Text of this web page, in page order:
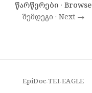
წარწერები · Browse
შემდეგი · Next →
EpiDoc·TEI·EAGLE